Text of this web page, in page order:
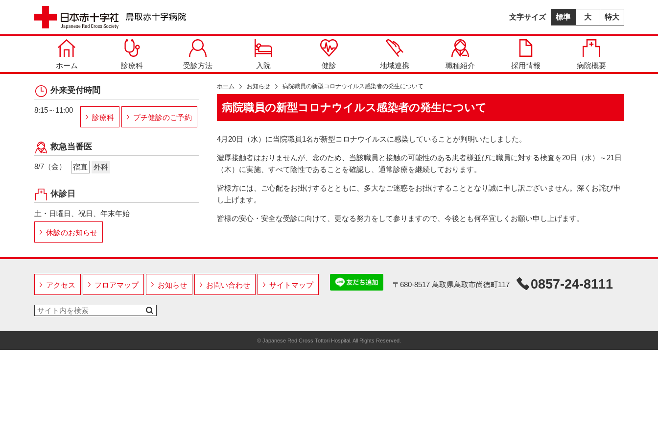
文字サイズ 標準 大 特大
ホーム 診療科 受診方法 入院 健診 地域連携 職種紹介 採用情報 病院概要
ホーム お知らせ 病院職員の新型コロナウイルス感染者の発生について
病院職員の新型コロナウイルス感染者の発生について
4月20日（水）に当院職員1名が新型コロナウイルスに感染していることが判明いたしました。
濃厚接触者はおりませんが、念のため、当該職員と接触の可能性のある患者様並びに職員に対する検査を20日（水）～21日
（木）に実施、すべて陰性であることを確認し、通常診療を継続しております。
皆様方には、ご心配をお掛けするとともに、多大なご迷惑をお掛けすることとなり誠に申し訳ございません。深くお詫び申
し上げます。
皆様の安心・安全な受診に向けて、更なる努力をして参りますので、今後とも何卒宜しくお願い申し上げます。
外来受付時間
8:15～11:00
診療科
プチ健診のご予約
救急当番医
8/7（金） 宿直 外科
休診日
土・日曜日、祝日、年末年始
休診のお知らせ
アクセス フロアマップ お知らせ お問い合わせ サイトマップ 〒680-8517 鳥取県鳥取市尚徳町117 0857-24-8111
© Japanese Red Cross Tottori Hospital. All Rights Reserved.